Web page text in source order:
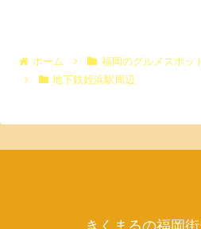
ホーム 福岡のグルメスポッ
地下鉄姪浜駅周辺